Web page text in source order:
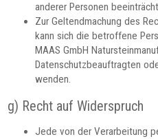
anderer Personen
Zur Geltendmachung des
kann sich die betroffene
MAAS GmbH
Datenschutzbeauftragten
wenden.
g) Recht auf Widerspruch
Jede von der Verarbeitung